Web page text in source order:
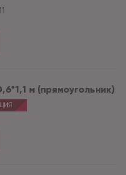
м (прямоугольник)